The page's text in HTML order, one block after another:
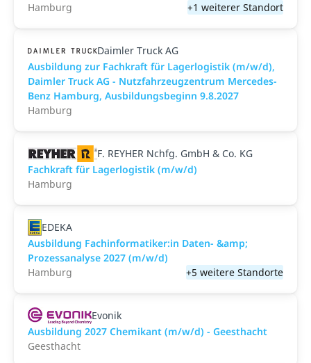
Hamburg
+1 weiterer Standort
Daimler Truck AG
Ausbildung zur Fachkraft für Lagerlogistik (m/w/d),
Daimler Truck AG - Nutzfahrzeugzentrum Mercedes-
Benz Hamburg, Ausbildungsbeginn 9.8.2027
Hamburg
F. REYHER Nchfg. GmbH & Co. KG
Fachkraft für Lagerlogistik (m/w/d)
Hamburg
EDEKA
Ausbildung Fachinformatiker:in Daten- &amp;
Prozessanalyse 2027 (m/w/d)
Hamburg
+5 weitere Standorte
Evonik
Ausbildung 2027 Chemikant (m/w/d) - Geesthacht
Geesthacht